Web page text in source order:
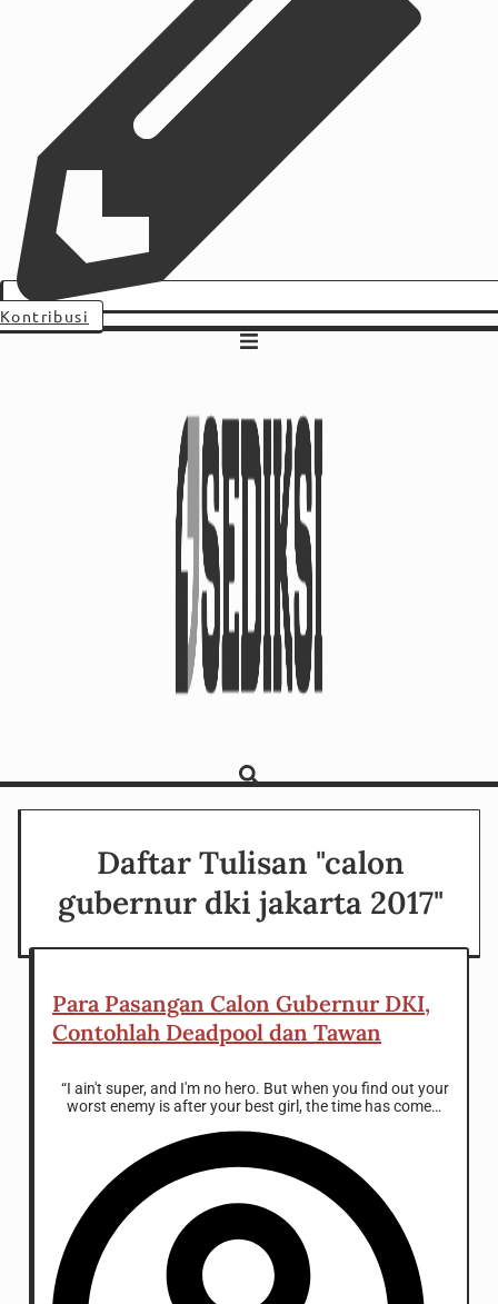
Kontribusi
Daftar Tulisan "calon
gubernur dki jakarta 2017"
Para Pasangan Calon Gubernur DKI,
Contohlah Deadpool dan Tawan
“I ain't super, and I'm no hero. But when you find out your
worst enemy is after your best girl, the time has come to